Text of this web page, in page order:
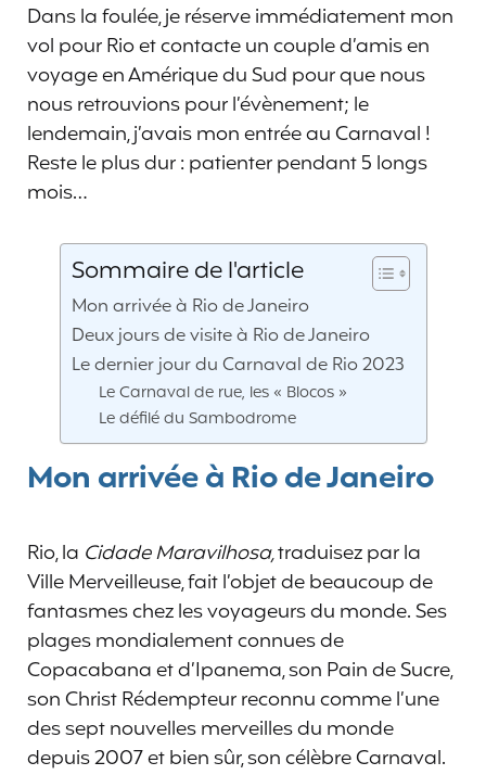
Dans la foulée, je réserve immédiatement mon
vol pour Rio et contacte un couple d’amis en
voyage en Amérique du Sud pour que nous
nous retrouvions pour l’évènement; le
lendemain, j’avais mon entrée au Carnaval !
Reste le plus dur : patienter pendant 5 longs
mois…
Sommaire de l'article
Mon arrivée à Rio de Janeiro
Deux jours de visite à Rio de Janeiro
Le dernier jour du Carnaval de Rio 2023
Le Carnaval de rue, les « Blocos »
Le défilé du Sambodrome
Mon arrivée à Rio de Janeiro
Rio, la Cidade Maravilhosa,traduisez par la
Ville Merveilleuse, fait l’objet de beaucoup de
fantasmes chez les voyageurs du monde. Ses
plages mondialement connues de
Copacabana et d’Ipanema, son Pain de Sucre,
son Christ Rédempteur reconnu comme l’une
des sept nouvelles merveilles du monde
depuis 2007 et bien sûr, son célèbre Carnaval.